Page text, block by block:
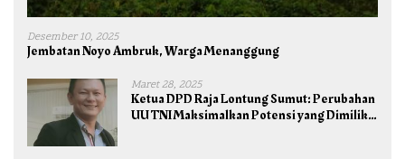
Desember 10, 2025
Jembatan Noyo Ambruk, Warga Menanggung
Maret 28, 2025
Ketua DPD Raja Lontung Sumut: Perubahan
UU TNI Maksimalkan Potensi yang Dimiliki